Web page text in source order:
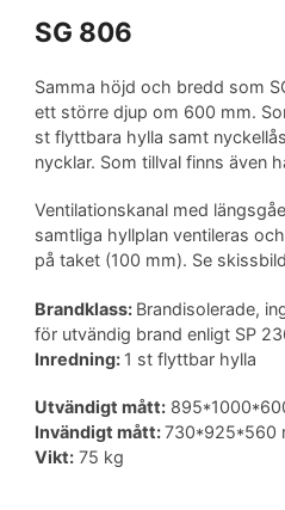
SG 806
Samma höjd och bredd som
ett större djup om 600 mm.
st flyttbara hylla samt
nycklar. Som tillval finns även
Ventilationskanal med
samtliga hyllplan ventileras
på taket (100 mm). Se
Brandklass: Brandisolerade,
för utvändig brand enligt SP
Inredning: 1 st flyttbar hylla
Utvändigt mått:
Invändigt mått:730*925*560
Vikt:75 kg